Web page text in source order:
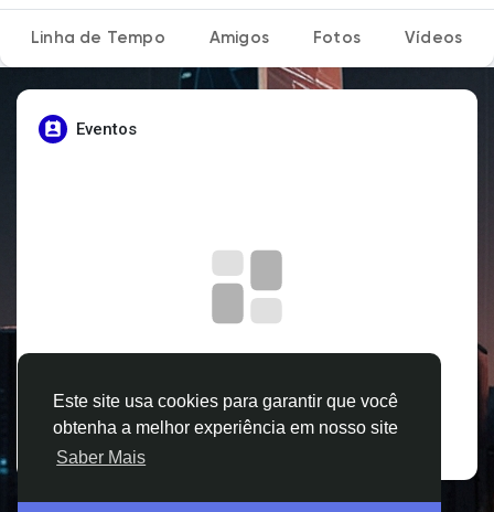
Este site usa cookies para garantir que você
obtenha a melhor experiência em nosso site
Saber Mais
Explorar Grupos
Meus Grupos
Postagens populares
Descubra Novas Postagens
Linha de Tempo Amigos Fotos Vídeos
Eventos